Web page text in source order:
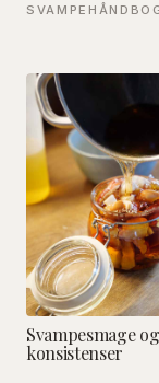
Svampesmage
konsistenser